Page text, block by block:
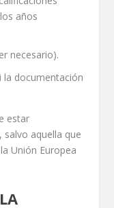
años
necesario).
la documentación
estar
salvo aquella que
Unión Europea